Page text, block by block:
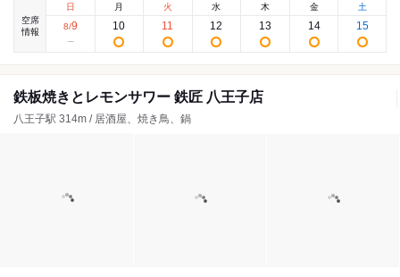
空席
情報
日
8/9
月
10
火
11
水
12
木
13
金
14
土
15
鉄板焼きとレモンサワー 鉄匠 八王子店
八王子駅 314m / 居酒屋、焼き鳥、鍋